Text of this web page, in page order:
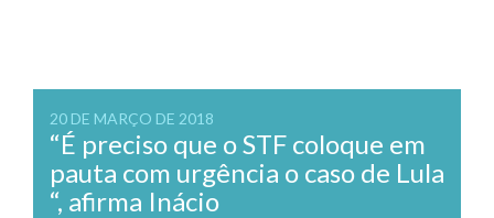
20 DE MARÇO DE 2018
“É preciso que o STF coloque em
pauta com urgência o caso de Lula
“, afirma Inácio